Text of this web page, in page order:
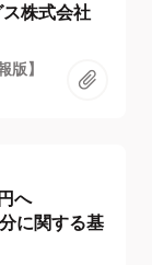
ス株式会社
版】
へ
に関する基